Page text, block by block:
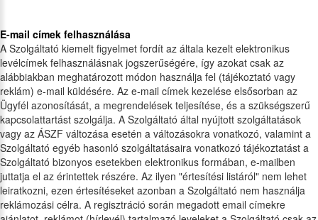
E-mail címek felhasználása
A Szolgáltató kiemelt figyelmet fordít az általa kezelt elektronikus
levélcímek felhasználásnak jogszerűségére, így azokat csak az
alábbiakban meghatározott módon használja fel (tájékoztató vagy
reklám) e-mail küldésére. Az e-mail címek kezelése elsősorban az
Ügyfél azonosítását, a megrendelések teljesítése, és a szükségszerű
kapcsolattartást szolgálja. A Szolgáltató által nyújtott szolgáltatások
vagy az ÁSZF változása esetén a változásokra vonatkozó, valamint a
Szolgáltató egyéb hasonló szolgáltatásaira vonatkozó tájékoztatást a
Szolgáltató bizonyos esetekben elektronikus formában, e-mailben
juttatja el az érintettek részére. Az ilyen "értesítési listáról" nem lehet
leiratkozni, ezen értesítéseket azonban a Szolgáltató nem használja
reklámozási célra. A regisztráció során megadott email címekre